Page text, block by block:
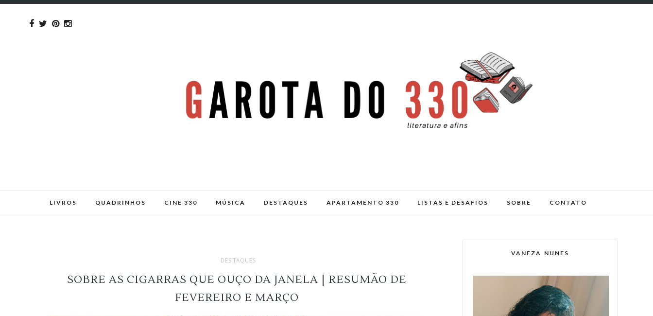
LIVROS QUADRINHOS CINE 330 MÚSICA DESTAQUES APARTAMENTO 330 LISTAS E DESAFIOS SOBRE CONTATO
DESTAQUES
SOBRE AS CIGARRAS QUE OUÇO DA JANELA | RESUMÃO DE
FEVEREIRO E MARÇO
VANEZA NUNES